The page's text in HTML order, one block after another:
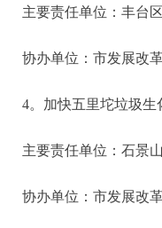
主要责任单位：丰台
协办单位：市发展改革
4。加快五里坨垃圾生
主要责任单位：石景
协办单位：市发展改革